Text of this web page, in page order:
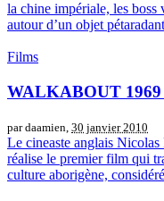
la chine impériale, les boss
autour d’un objet
Films
WALKABOUT 1969
par daamien, 30 janvier 2010
Le cineaste anglais
réalise le premier film qui
culture aborigène,